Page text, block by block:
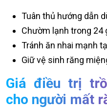
Tuân thủ hướng dẫn
Chườm lạnh trong
Tránh ăn nhai mạnh
Giữ vệ sinh răng
Giá điều trị
cho người mất